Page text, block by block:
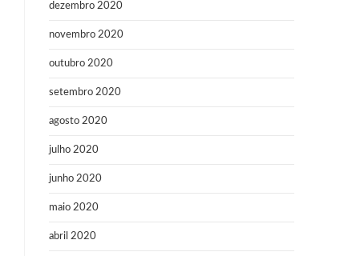
dezembro 2020
novembro 2020
outubro 2020
setembro 2020
agosto 2020
julho 2020
junho 2020
maio 2020
abril 2020